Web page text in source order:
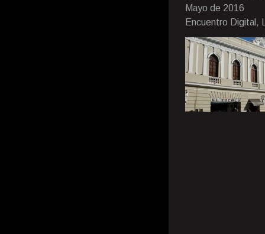
Mayo de 2016
Encuentro Digital,